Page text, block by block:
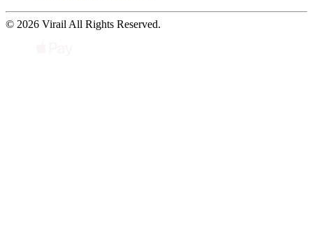
© 2026 Virail All Rights Reserved.